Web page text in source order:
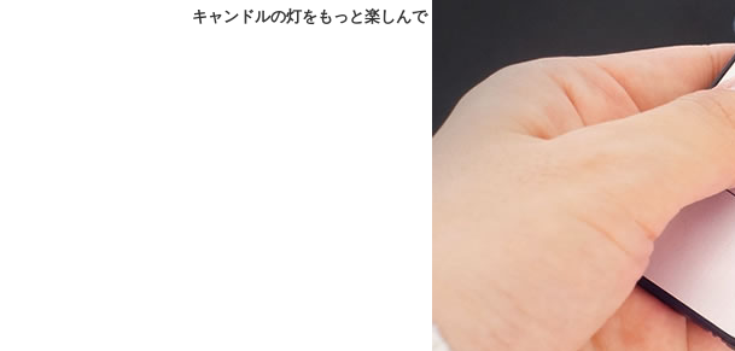
キャンドルの灯をもっと楽しんで